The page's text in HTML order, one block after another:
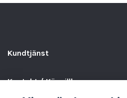
Kundtjänst
Kontakt / Köpvillkor